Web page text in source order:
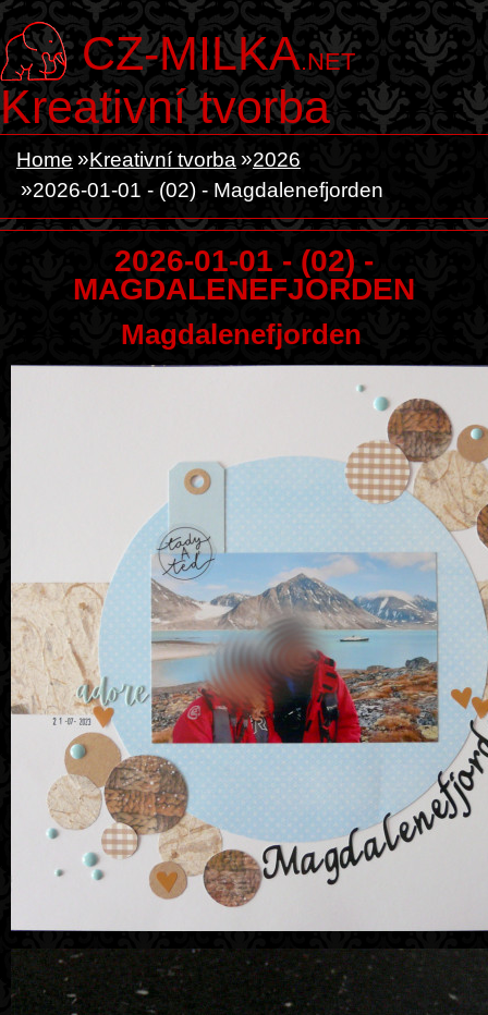
CZ-MILKA.NET
Kreativní tvorba
Home Kreativní tvorba
2026
2026-01-01 - (02) - Magdalenefjorden
2026-01-01 - (02) -
MAGDALENEFJORDEN
Magdalenefjorden